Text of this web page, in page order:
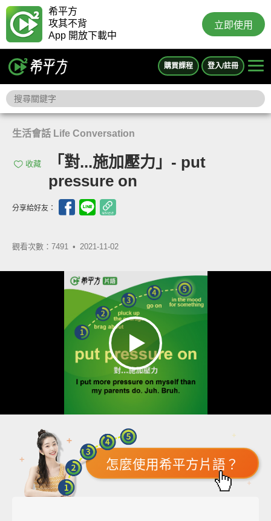
希平方
攻其不背
App 開放下載中
立即使用
購買課程 登入/註冊
生活會話 Life Conversation
收藏
「對...施加壓力」- put
pressure on
分享給好友：
觀看次數：7491 • 2021-11-02
怎麼使用希平方片語？